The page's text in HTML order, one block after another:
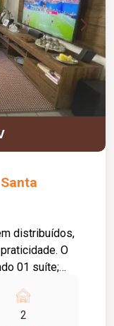
distribuídos,
O
01 suíte;
de garagem
2